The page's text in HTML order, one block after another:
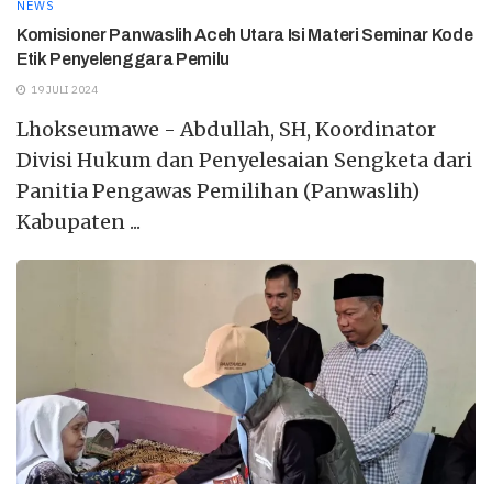
NEWS
Komisioner Panwaslih Aceh Utara Isi Materi Seminar Kode
Etik Penyelenggara Pemilu
19 JULI 2024
Lhokseumawe - Abdullah, SH, Koordinator
Divisi Hukum dan Penyelesaian Sengketa dari
Panitia Pengawas Pemilihan (Panwaslih)
Kabupaten ...